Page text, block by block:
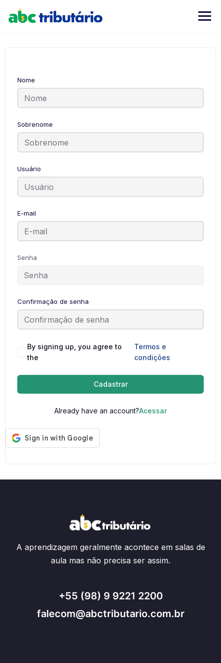
content
Nome
Sobrenome
Usuário
E-mail
Senha
Confirmação de senha
By signing up, you agree to
the
Termos e
condições
Cadastrar
Already have an account?Acessar
A aprendizagem geralmente acontece em salas de
aula mas não precisa ser assim.
+55 (98) 9 9221 2200
falecom@abctributario.com.br